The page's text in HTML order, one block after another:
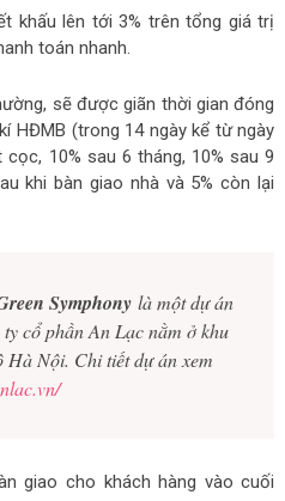
khấu lên tới 3% trên tổng giá trị
toán nhanh.
sẽ được giãn thời gian đóng
HĐMB (trong 14 ngày kể từ ngày
10% sau 6 tháng, 10% sau 9
khi bàn giao nhà và 5% còn lại
Symphonylà một dự án
cổ phần An Lạc nằm ở khu
Nội. Chi tiết dự án xem